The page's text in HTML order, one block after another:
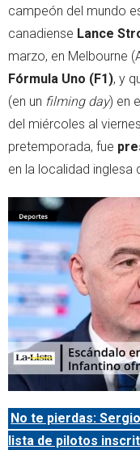
t
r
s
p
p
campeón del mundo
canadiense Lance
marzo, en Melbourne
Fórmula Uno (F1), y
(en un filming day) en
del miércoles al
pretemporada, fue
en la localidad inglesa
No te pierdas:
lista de pilotos